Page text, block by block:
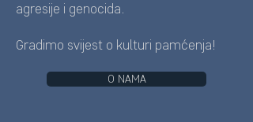
agresije i genocida.
Gradimo svijest o kulturi pamćenja!
O NAMA